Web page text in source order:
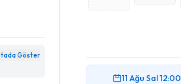
Göster
11 Ağu Sal12:00